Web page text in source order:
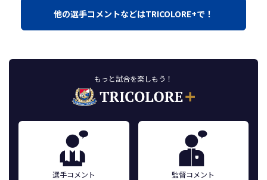
他の選手コメントなどはTRICOLORE+で！
もっと試合を楽しもう！
選手コメント 監督コメント